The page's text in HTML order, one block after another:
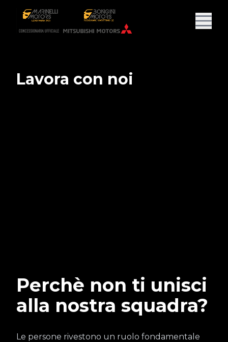
Lavora con noi
Perchè non ti unisci
alla nostra squadra?
Le persone rivestono un ruolo fondamentale